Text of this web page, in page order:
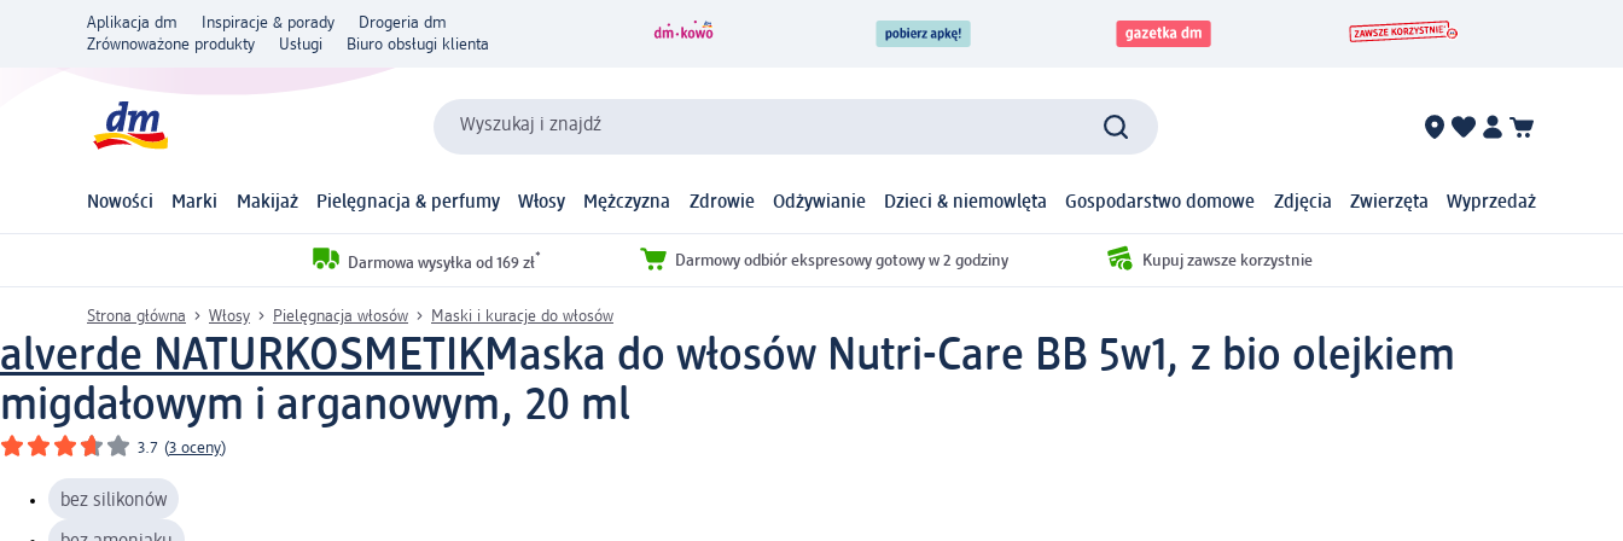
Aplikacja dm Inspiracje & porady
Drogeria dm
Zrównoważone produkty
Usługi Biuro obsługi klienta
Wyszukaj i znajdź
Nowości Marki Makijaż Pielęgnacja & perfumy Włosy Mężczyzna Zdrowie Odżywianie Dzieci & niemowlęta Gospodarstwo domowe Zdjęcia Zwierzęta Wyprzedaż
Darmowa wysyłka od 169 zł* Darmowy odbiór ekspresowy gotowy w 2 godziny Kupuj zawsze korzystnie
Strona główna Włosy Pielęgnacja włosów Maski i kuracje do włosów
alverde NATURKOSMETIKMaska do włosów Nutri-Care BB 5w1, z bio olejkiem
migdałowym i arganowym, 20 ml
3.7 (3 oceny)
bez silikonów